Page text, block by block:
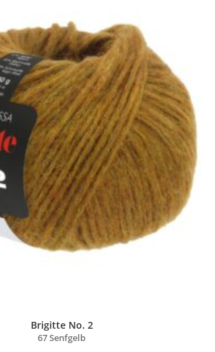
Brigitte No. 2
67 Senfgelb